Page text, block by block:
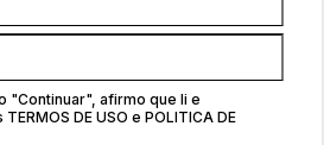
"Continuar", afirmo que li e
TERMOS DE USO e POLITICA DE